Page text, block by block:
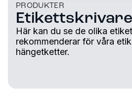
PRODUKTER
Etikettskrivare
Här kan du se de olika
rekommenderar för våra
hängetketter.